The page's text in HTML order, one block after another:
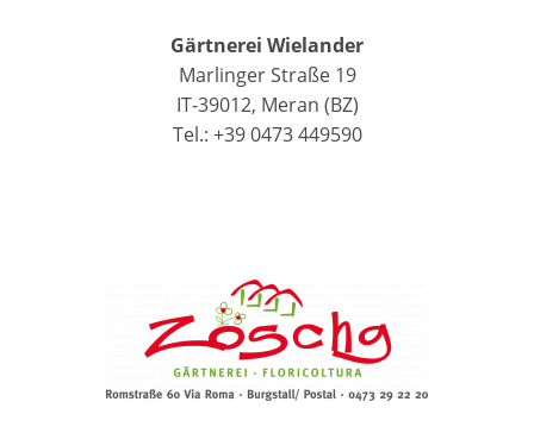
Gärtnerei Wielander
Marlinger Straße 19
IT-39012, Meran (BZ)
Tel.: +39 0473 449590